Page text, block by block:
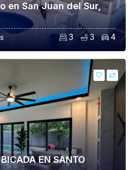
en San Juan del Sur,
3 3 4
EN SANTO